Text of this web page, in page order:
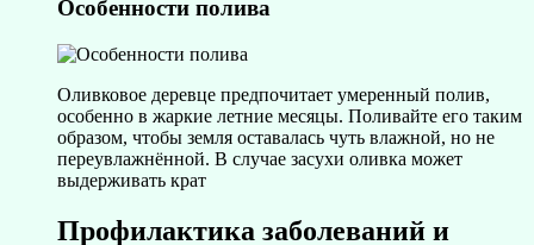
Особенности полива
Оливковое деревце предпочитает умеренный полив,
особенно в жаркие летние месяцы. Поливайте его таким
образом, чтобы земля оставалась чуть влажной, но не
переувлажнённой. В случае засухи оливка может
выдерживать крат
Профилактика заболеваний и